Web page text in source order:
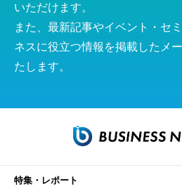
いただけます。
また、最新記事やイベント・セ
ネスに役立つ情報を掲載したメ
たします。
特集・レポート